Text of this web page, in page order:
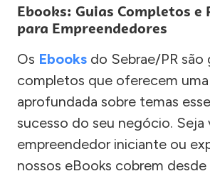
Ebooks: Guias Completos e
para Empreendedores
Os Ebooks do Sebrae/PR são
completos que oferecem uma
aprofundada sobre temas
sucesso do seu negócio. Seja
empreendedor iniciante ou
nossos eBooks cobrem